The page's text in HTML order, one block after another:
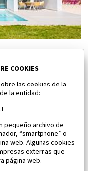
COOKIES
las cookies de la
la entidad:
pequeño archivo de
“smartphone” o
web. Algunas cookies
externas que
página web.